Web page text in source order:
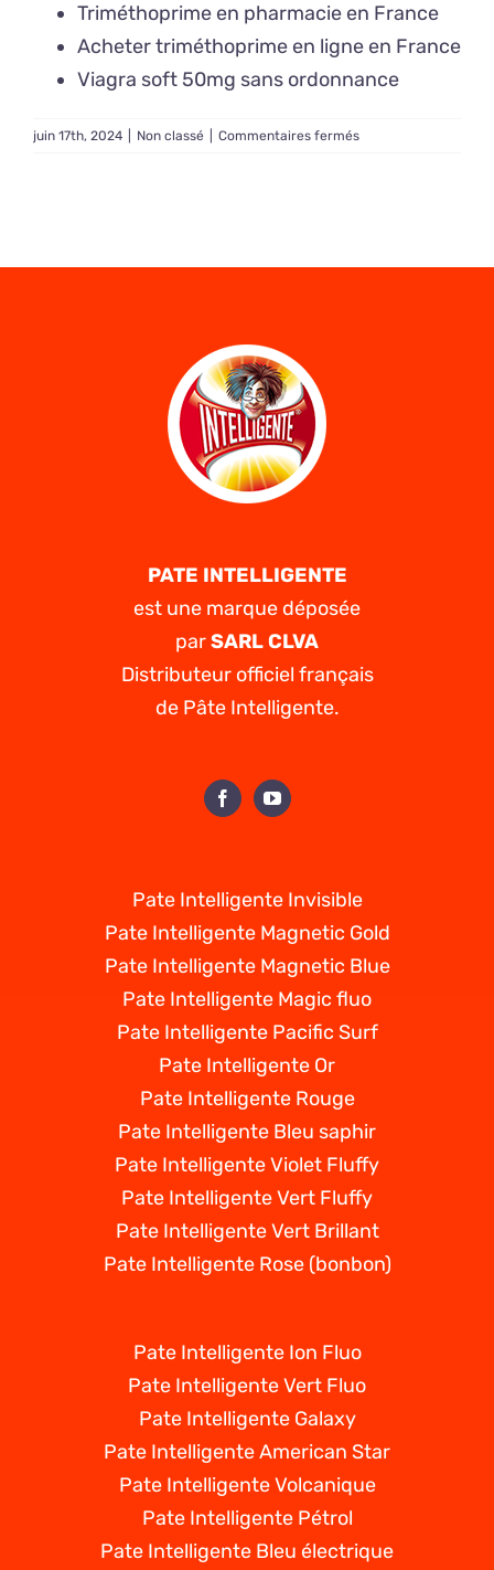
Triméthoprime en pharmacie en France
Acheter triméthoprime en ligne en France
Viagra soft 50mg sans ordonnance
juin 17th, 2024 Non classé Commentaires ferméssur
Aperçu
PATE INTELLIGENTE
est une marque déposée
parSARL CLVA
Distributeur officiel français
de Pâte Intelligente.
Pate Intelligente Invisible
Pate Intelligente Magnetic Gold
Pate Intelligente Magnetic Blue
Pate Intelligente Magic fluo
Pate Intelligente Pacific Surf
Pate Intelligente Or
Pate Intelligente Rouge
Pate Intelligente Bleu saphir
Pate Intelligente Violet Fluffy
Pate Intelligente Vert Fluffy
Pate Intelligente Vert Brillant
Pate Intelligente Rose (bonbon)
Pate Intelligente Ion Fluo
Pate Intelligente Vert Fluo
Pate Intelligente Galaxy
Pate Intelligente American Star
Pate Intelligente Volcanique
Pate Intelligente Pétrol
Pate Intelligente Bleu électrique